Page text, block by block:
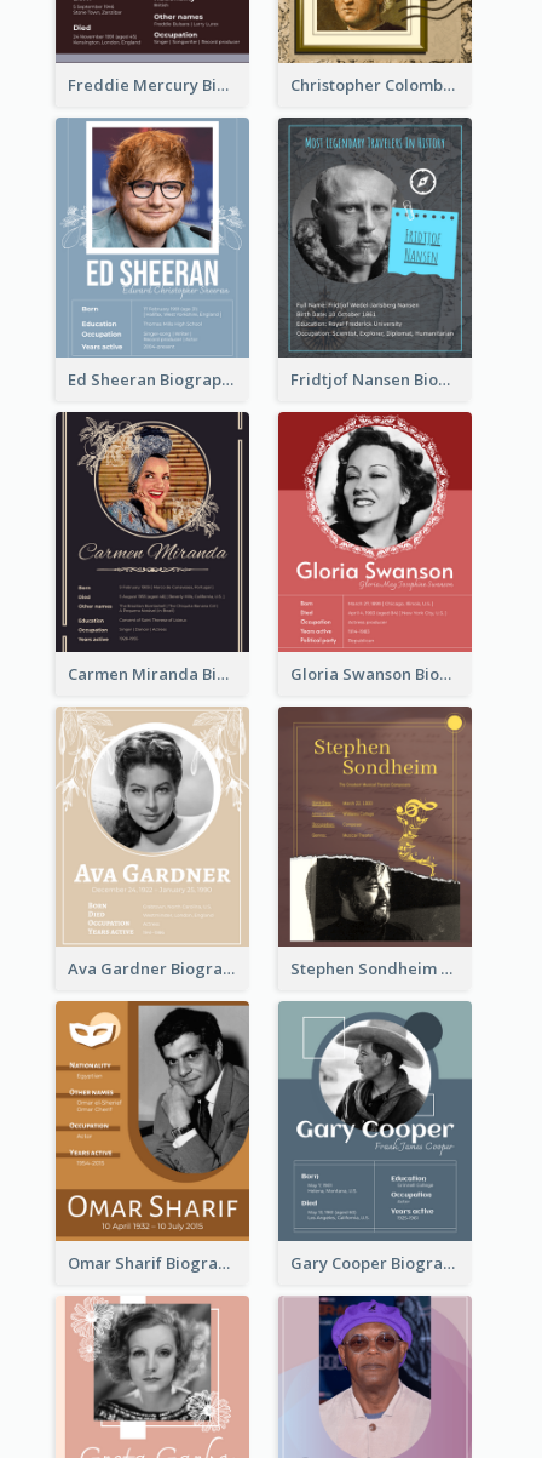
Freddie Mercury Biography Christopher Colombus Biography
Ed Sheeran Biography Fridtjof Nansen Biography
Carmen Miranda Biography Gloria Swanson Biography
Ava Gardner Biography Stephen Sondheim Biography
Omar Sharif Biography Gary Cooper Biography